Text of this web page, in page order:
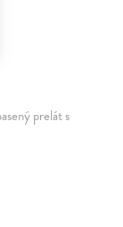
prelát s